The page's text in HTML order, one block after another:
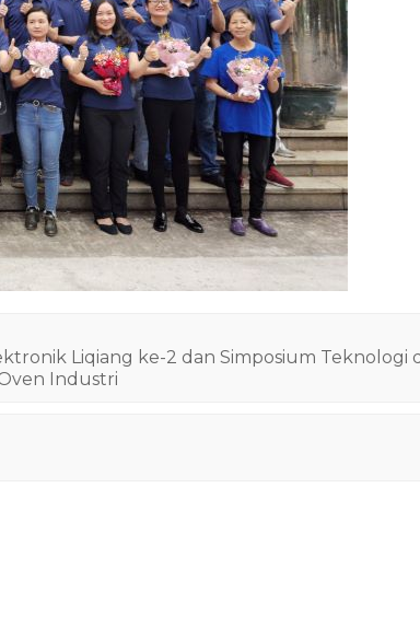
Liqiang ke-2 dan Simposium Teknologi
Industri